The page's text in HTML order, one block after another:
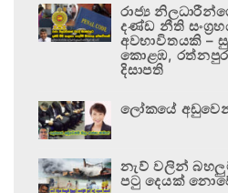
රාජ්‍ය
දණ්ඩ නීති
අවභාවිතයකි –
කොළඹ,
දිසාපති
ලෝකයේ
නැව් වලින්
පටු දෙයක්